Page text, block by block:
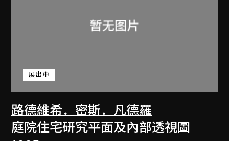
路德維希．密斯．凡德羅
展出中
庭院住宅研究平面及內部透視圖